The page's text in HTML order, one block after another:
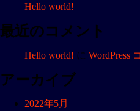
ョ
ン
Hello world!
最近のコメント
Hello world! に WordPress
アーカイブ
2022年5月